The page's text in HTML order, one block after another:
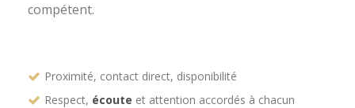
compétent.
Proximité, contact direct, disponibilité
Respect, écoute et attention accordés à chacun